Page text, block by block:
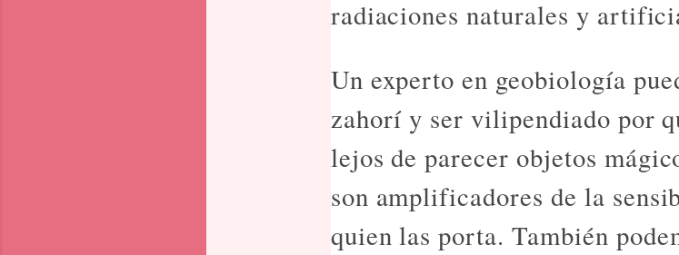
radiaciones naturales y
Un experto en geobiología
zahorí y ser vilipendiado por
lejos de parecer objetos
son amplificadores de la
quien las porta. También